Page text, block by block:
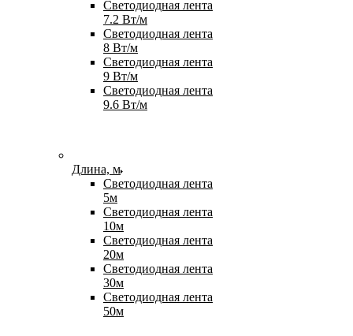
Светодиодная лента
7.2 Вт/м
Светодиодная лента
8 Вт/м
Светодиодная лента
9 Вт/м
Светодиодная лента
9.6 Вт/м
Длина, м
Светодиодная лента
5м
Светодиодная лента
10м
Светодиодная лента
20м
Светодиодная лента
30м
Светодиодная лента
50м